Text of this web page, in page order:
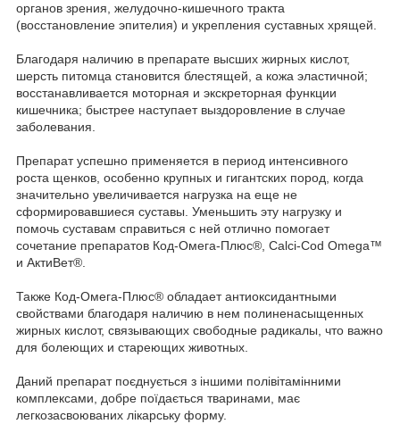
органов зрения, желудочно-кишечного тракта
(восстановление эпителия) и укрепления суставных хрящей.
Благодаря наличию в препарате высших жирных кислот,
шерсть питомца становится блестящей, а кожа эластичной;
восстанавливается моторная и экскреторная функции
кишечника; быстрее наступает выздоровление в случае
заболевания.
Препарат успешно применяется в период интенсивного
роста щенков, особенно крупных и гигантских пород, когда
значительно увеличивается нагрузка на еще не
сформировавшиеся суставы. Уменьшить эту нагрузку и
помочь суставам справиться с ней отлично помогает
сочетание препаратов Код-Омега-Плюс®, Calci-Cod Omega™
и АктиВет®.
Также Код-Омега-Плюс® обладает антиоксидантными
свойствами благодаря наличию в нем полиненасыщенных
жирных кислот, связывающих свободные радикалы, что важно
для болеющих и стареющих животных.
Даний препарат поєднується з іншими полівітамінними
комплексами, добре поїдається тваринами, має
легкозасвоюваних лікарську форму.